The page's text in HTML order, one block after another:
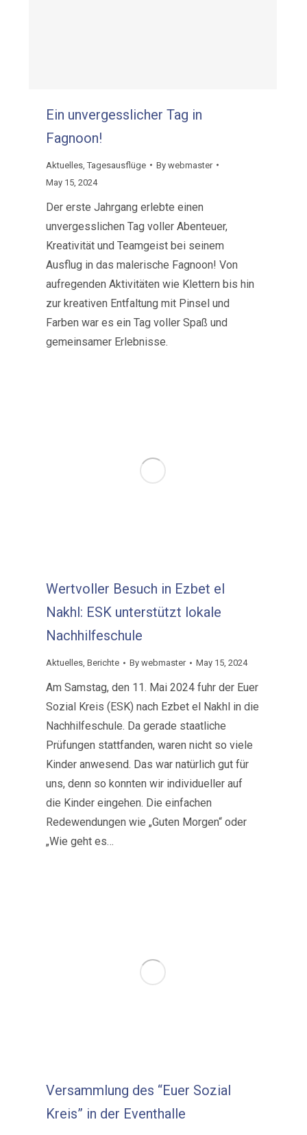
Ein unvergesslicher Tag in
Fagnoon!
Aktuelles ,Tagesausflüge Bywebmaster
May 15, 2024
Der erste Jahrgang erlebte einen
unvergesslichen Tag voller Abenteuer,
Kreativität und Teamgeist bei seinem
Ausflug in das malerische Fagnoon! Von
aufregenden Aktivitäten wie Klettern bis hin
zur kreativen Entfaltung mit Pinsel und
Farben war es ein Tag voller Spaß und
gemeinsamer Erlebnisse.
Wertvoller Besuch in Ezbet el
Nakhl: ESK unterstützt lokale
Nachhilfeschule
Aktuelles,Berichte Bywebmaster May 15, 2024
Am Samstag, den 11. Mai 2024 fuhr der Euer
Sozial Kreis (ESK) nach Ezbet el Nakhl in die
Nachhilfeschule. Da gerade staatliche
Prüfungen stattfanden, waren nicht so viele
Kinder anwesend. Das war natürlich gut für
uns, denn so konnten wir individueller auf
die Kinder eingehen. Die einfachen
Redewendungen wie „Guten Morgen“ oder
„Wie geht es…
Versammlung des “Euer Sozial
Kreis” in der Eventhalle